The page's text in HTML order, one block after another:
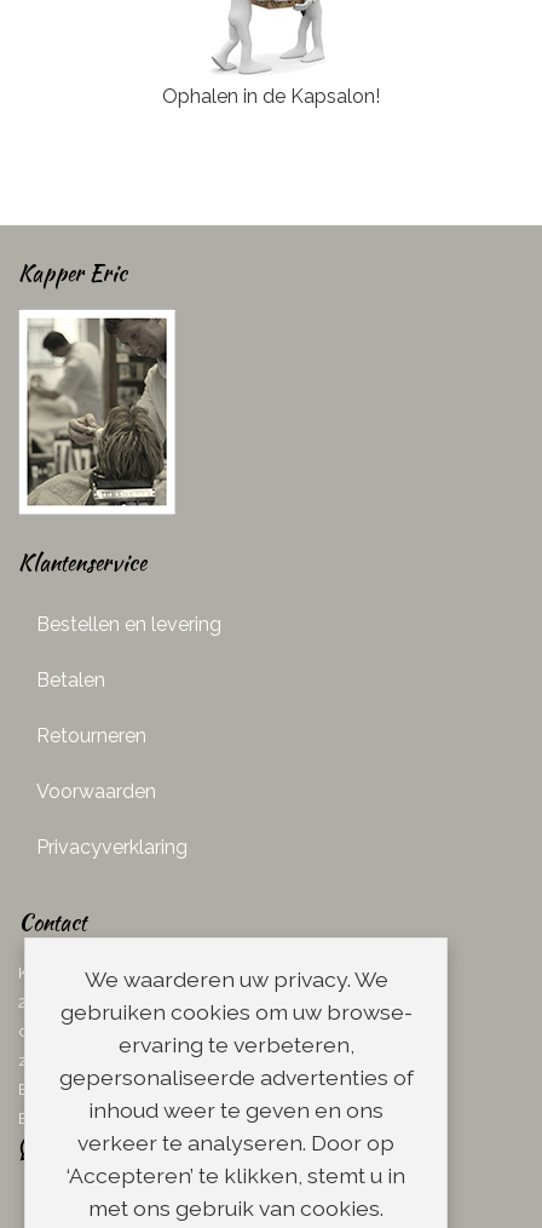
Ophalen in de Kapsalon!
Kapper Eric
Klantenservice
Bestellen en levering
Betalen
Retourneren
Voorwaarden
Privacyverklaring
Contact
Ketelboetersteeg 29
2311 TN Leiden
dins. - vrij. 08.00 - 17.00 uur
zaterdag 08.00 - 13.00 uur
Email:info@scheerwinkel.nl
Bel: 071 - 5128188
We waarderen uw privacy. We
gebruiken cookies om uw browse-
ervaring te verbeteren,
gepersonaliseerde advertenties of
inhoud weer te geven en ons
verkeer te analyseren. Door op
‘Accepteren’ te klikken, stemt u in
met ons gebruik van cookies.